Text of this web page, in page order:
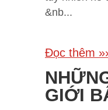
&nb...
Đọc thêm
GIỚI